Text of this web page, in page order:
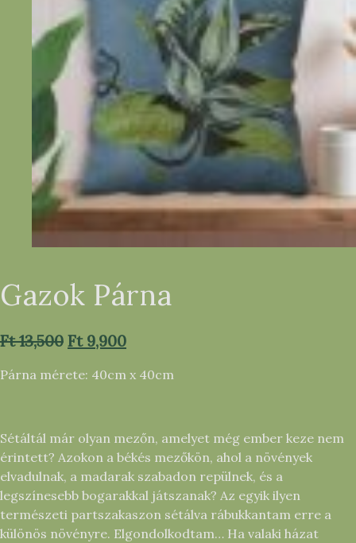
Gazok Párna
Ft13,500 Original
was:
Ft9,900Current
is:
Párna mérete: 40cm x 40cm
Sétáltál már olyan mezőn, amelyet még ember keze nem
érintett? Azokon a békés mezőkön, ahol a növények
elvadulnak, a madarak szabadon repülnek, és a
legszínesebb bogarakkal játszanak? Az egyik ilyen
természeti partszakaszon sétálva rábukkantam erre a
különös növényre. Elgondolkodtam… Ha valaki házat